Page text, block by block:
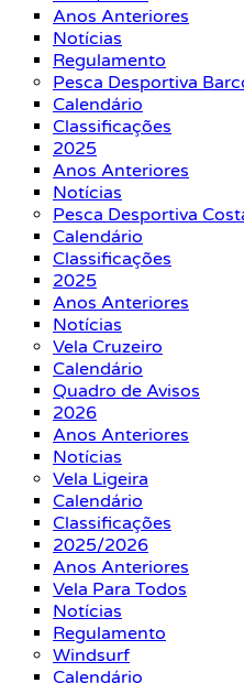
Anos Anteriores
Notícias
Regulamento
Pesca Desportiva
Calendário
Classificações
2025
Anos Anteriores
Notícias
Pesca Desportiva
Calendário
Classificações
2025
Anos Anteriores
Notícias
Vela Cruzeiro
Calendário
Quadro de Avisos
2026
Anos Anteriores
Notícias
Vela Ligeira
Calendário
Classificações
2025/2026
Anos Anteriores
Vela Para Todos
Notícias
Regulamento
Windsurf
Calendário